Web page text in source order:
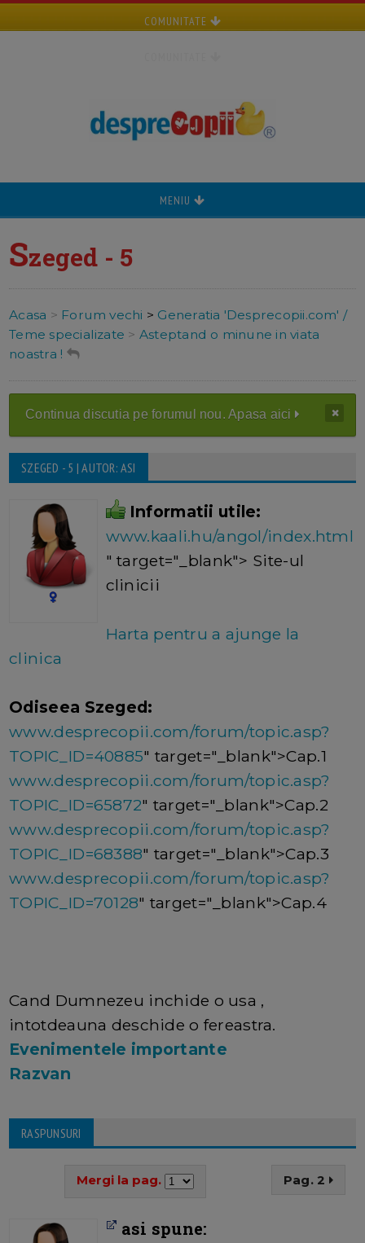
COMUNITATE
MENIU
Szeged - 5
Acasa > Forum vechi > Generatia 'Desprecopii.com' /
Teme specializate > Asteptand o minune in viata
noastra !
Continua discutia pe forumul nou. Apasa aici
SZEGED - 5 | AUTOR: ASI
Informatii utile:
www.kaali.hu/angol/index.html
" target="_blank"> Site-ul
clinicii
Harta pentru a ajunge la
clinica
Odiseea Szeged:
www.desprecopii.com/forum/topic.asp?
TOPIC_ID=40885" target="_blank">Cap.1
www.desprecopii.com/forum/topic.asp?
TOPIC_ID=65872" target="_blank">Cap.2
www.desprecopii.com/forum/topic.asp?
TOPIC_ID=68388" target="_blank">Cap.3
www.desprecopii.com/forum/topic.asp?
TOPIC_ID=70128" target="_blank">Cap.4
Cand Dumnezeu inchide o usa ,
intotdeauna deschide o fereastra.
Evenimentele importante
Razvan
RASPUNSURI
Mergi la pag. Pag. 2
asi spune: